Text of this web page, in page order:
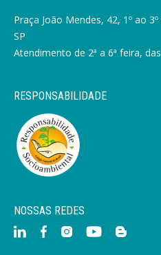
Praça João Mendes, 42, 1º ao
SP
Atendimento de 2ª a 6ª feira,
RESPONSABILIDADE
NOSSAS REDES